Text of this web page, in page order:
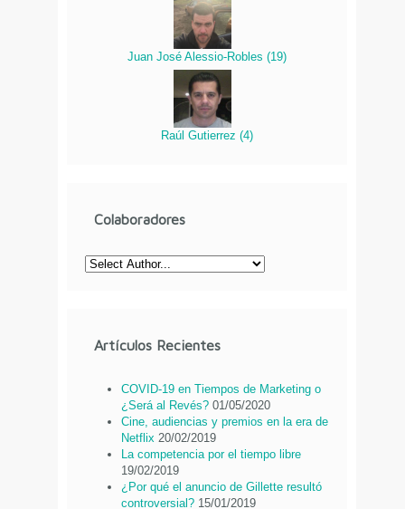
Juan José Alessio-Robles (19)
Raúl Gutierrez (4)
Colaboradores
Artículos Recientes
COVID-19 en Tiempos de Marketing o
¿Será al Revés? 01/05/2020
Cine, audiencias y premios en la era de
Netflix 20/02/2019
La competencia por el tiempo libre
19/02/2019
¿Por qué el anuncio de Gillette resultó
controversial? 15/01/2019